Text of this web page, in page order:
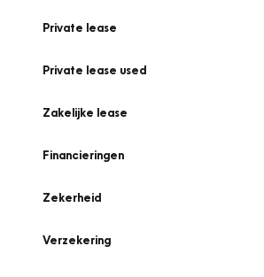
Private lease
Private lease used
Zakelijke lease
Financieringen
Zekerheid
Verzekering